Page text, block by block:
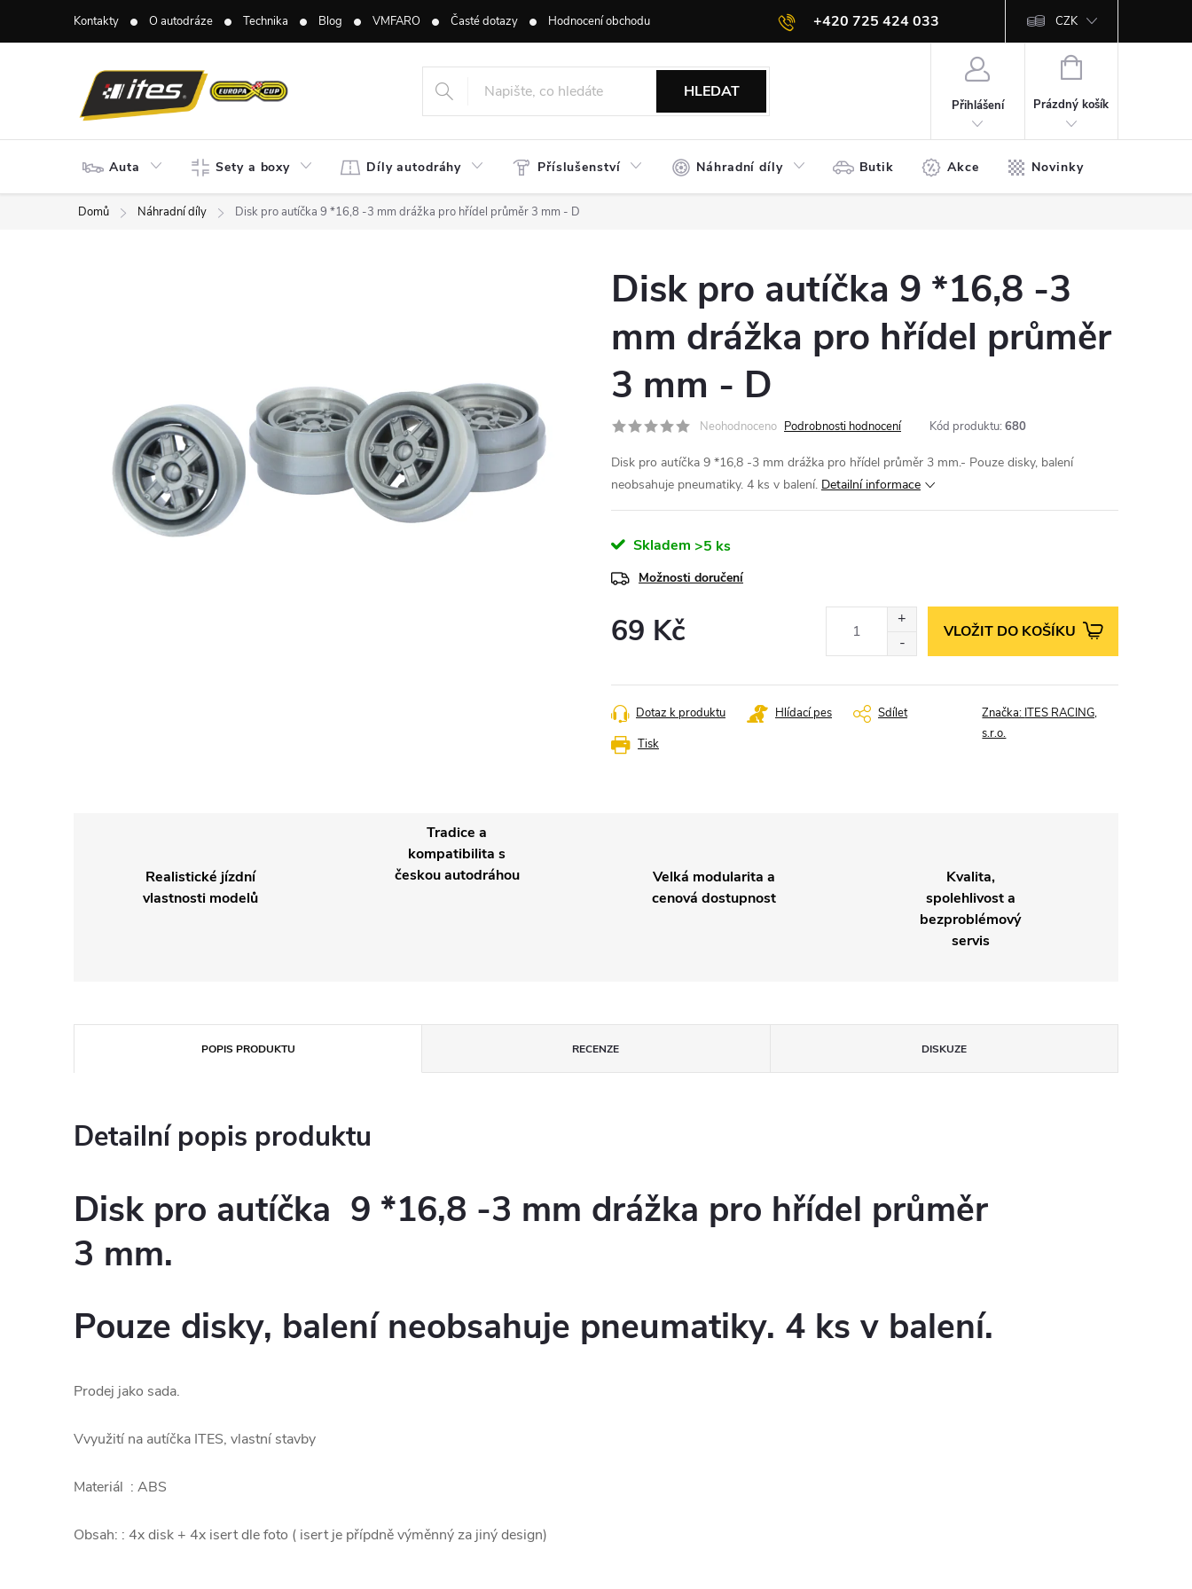
+420 725 424 033
Kontakty O autodráze Technika Blog VMFARO Časté dotazy Hodnocení obchodu CZK
HLEDAT
Přihlášení
NÁKUPNÍ
Prázdný košík
Auta Sety a boxy Díly autodráhy Příslušenství Náhradní díly Butik Akce Novinky
Domů Náhradní díly Disk pro autíčka 9 *16,8 -3 mm drážka pro hřídel průměr 3 mm - D
Disk pro autíčka 9 *16,8 -3
mm drážka pro hřídel průměr
3 mm - D
Neohodnoceno Podrobnosti hodnocení Kód produktu: 680
Disk pro autíčka 9 *16,8 -3 mm drážka pro hřídel průměr 3 mm.- Pouze disky, balení
neobsahuje pneumatiky. 4 ks v balení. Detailní informace
Skladem >5 ks
Možnosti doručení
69 Kč VLOŽIT DO KOŠÍKU
Tisk
Dotaz k produktu Hlídací pes Sdílet Značka: ITES RACING,
s.r.o.
Realistické jízdní
vlastnosti modelů
Tradice a
kompatibilita s
českou autodráhou
Velká modularita a
cenová dostupnost
Kvalita,
spolehlivost a
bezproblémový
servis
POPIS PRODUKTU RECENZE DISKUZE
Detailní popis produktu
Disk pro autíčka 9 *16,8 -3 mm drážka pro hřídel průměr
3 mm.
Pouze disky, balení neobsahuje pneumatiky. 4 ks v balení.
Prodej jako sada.
Vvyužití na autíčka ITES, vlastní stavby
Materiál : ABS
Obsah: : 4x disk + 4x isert dle foto ( isert je přípdně výměnný za jiný design)